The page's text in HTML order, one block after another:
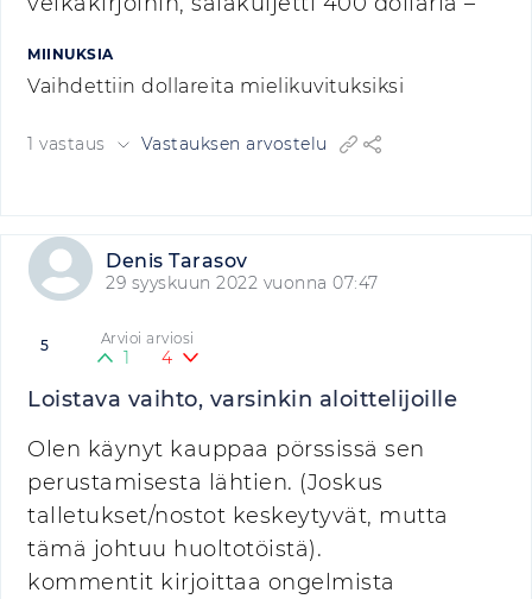
MIINUKSIA
Vaihdettiin dollareita mielikuvituksiksi
1 vastaus Vastauksen arvostelu
Denis Tarasov
29 syyskuun 2022 vuonna 07:47
5 Arvioi arviosi
1 4
Loistava vaihto, varsinkin aloittelijoille
Olen käynyt kauppaa pörssissä sen
perustamisesta lähtien. (Joskus
talletukset/nostot keskeytyvät, mutta
tämä johtuu huoltotöistä).
kommentit kirjoittaa ongelmista